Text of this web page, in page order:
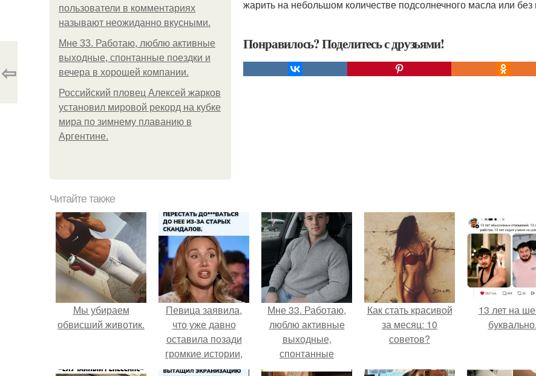
пользователи в комментариях
называют неожиданно вкусными.
Мне 33. Работаю, люблю активные
выходные, спонтанные поездки и
вечера в хорошей компании.
Российский пловец Алексей жарков
установил мировой рекорд на кубке
мира по зимнему плаванию в
Аргентине.
жарить на небольшом количестве подсолнечного масла или без
Понравилось? Поделитесь с друзьями!
⇦
Читайте также
Мы убираем
обвисший животик.
Певица заявила,
что уже давно
оставила позади
громкие истории,
сосредоточилась на
Мне 33. Работаю,
люблю активные
выходные,
спонтанные
поездки и вечера в
Как стать красивой
за месяц: 10
советов?
13 лет на
буквально.